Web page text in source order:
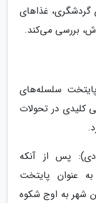
گردشگری، غذاهای
بررسی می‌کند.
پایتخت سلسله‌های
کلیدی در تحولات
(1265-1306 میلادی): پس از آنکه
به عنوان پایتخت
شهر به اوج شکوه